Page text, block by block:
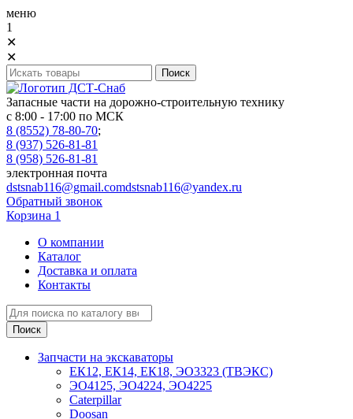
меню
1
✕
✕
Запасные части на дорожно-строительную технику
с 8:00 - 17:00 по МСК
8 (8552) 78-80-70;
8 (937) 526-81-81
8 (958) 526-81-81
электронная почта
dstsnab116@gmail.comdstsnab116@yandex.ru
Обратный звонок
Корзина 1
О компании
Каталог
Доставка и оплата
Контакты
Запчасти на экскаваторы
ЕК12, ЕК14, ЕК18, ЭО3323 (ТВЭКС)
ЭО4125, ЭО4224, ЭО4225
Caterpillar
Doosan